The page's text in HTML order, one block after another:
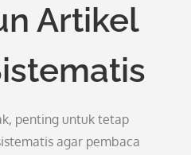
Artikel
penting untuk tetap
agar pembaca